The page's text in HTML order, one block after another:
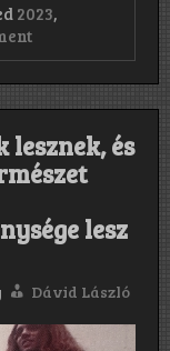
2023,
on
Air
fesztivál
Kortrijk,
Belgium,
2023.
11–
13.
lesznek, és
lesz
Dávid László